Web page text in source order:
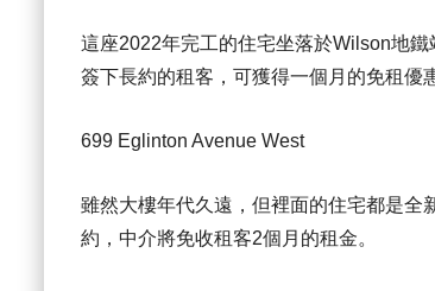
這座2022年完工的住宅坐落於Wilson地
簽下長約的租客，可獲得一個月的免租優
699 Eglinton Avenue West
雖然大樓年代久遠，但裡面的住宅都是全
約，中介將免收租客2個月的租金。